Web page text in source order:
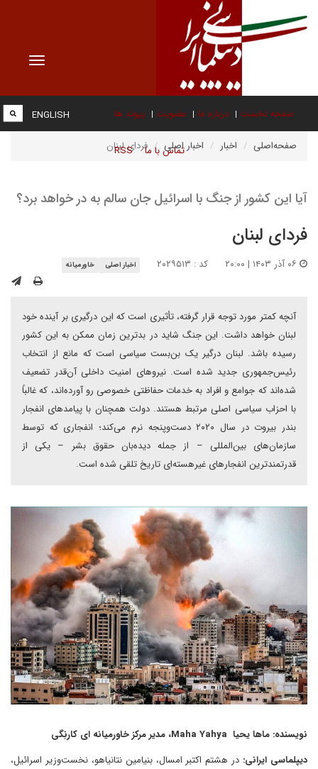
Toggle
صفحه نخست درباره ما عضویت پیوند ها
تماس با ما RSS
ENGLISH
صفحه‌اصلی اخبار اخبار اصلی فردای لبنان
آیا این کشور از جنگ با اسرائیل جان سالم به در خواهد برد؟
فردای لبنان
کد : ۲۰۲۹۵۱۳ اخبار اصلی خاورمیانه
آنچه کمتر مورد توجه قرار گرفته، تأثیری است که این درگیری بر آینده خود
لبنان خواهد داشت. این جنگ شاید در بدترین زمان ممکن به این کشور
رسیده باشد. لبنان درگیر یک بن‌بست سیاسی است که مانع از انتخاب
رئیس‌جمهوری جدید شده است. نیروهای امنیت داخلی آن‌قدر تضعیف
شده‌اند که جوامع و افراد به خدمات حفاظتی خصوصی رو آورده‌اند، که غالباً
با احزاب سیاسی اصلی مرتبط هستند. دولت همچنان با پیامدهای انفجار
بندر بیروت در سال ۲۰۲۰ دست‌وپنجه نرم می‌کند؛ انفجاری که توسط
سازمان‌های بین‌المللی – از جمله دیده‌بان حقوق بشر – یکی از
قدرتمندترین انفجارهای غیرهسته‌ای تاریخ تلقی شده است.
نویسنده: ماها یحیا Maha Yahya، مدیر مرکز خاورمیانه ای کارنِگی
دیپلماسی ایرانی: در هشتم اکتبر امسال، بنیامین نتانیاهو، نخست‌وزیر اسرائیل،